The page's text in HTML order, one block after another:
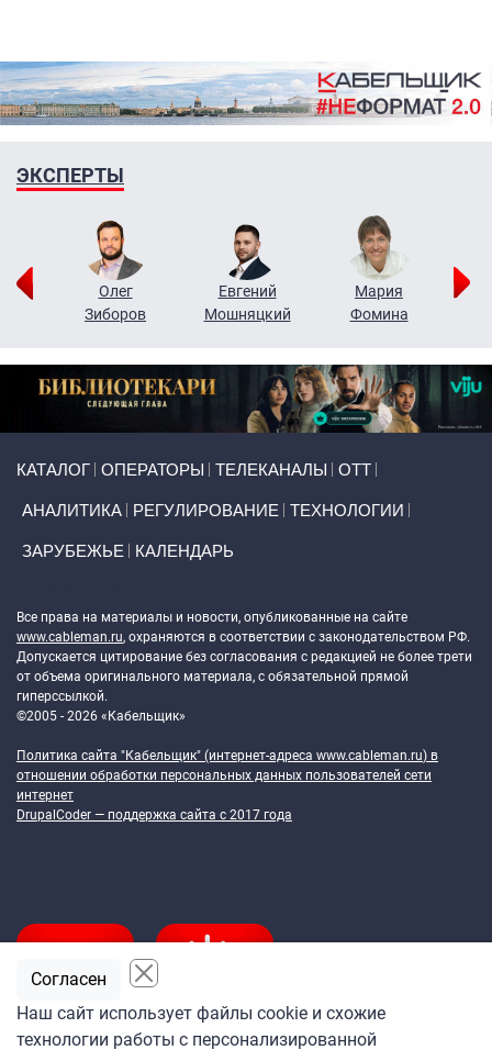
ЭКСПЕРТЫ
Олег
Зиборов
Евгений
Мошняцкий
Мария
Фомина
КАТАЛОГ ОПЕРАТОРЫ ТЕЛЕКАНАЛЫ ОТТ
АНАЛИТИКА РЕГУЛИРОВАНИЕ ТЕХНОЛОГИИ
ЗАРУБЕЖЬЕ КАЛЕНДАРЬ
Все права на материалы и новости, опубликованные на сайте
www.cableman.ru, охраняются в соответствии с законодательством РФ.
Допускается цитирование без согласования с редакцией не более трети
от объема оригинального материала, с обязательной прямой
гиперссылкой.
©2005 - 2026 «Кабельщик»
Политика сайта "Кабельщик" (интернет-адреса www.cableman.ru) в
отношении обработки персональных данных пользователей сети
интернет
DrupalCoder — поддержка сайта c 2017 года
Наш сайт использует файлы cookie и схожие
технологии работы с персонализированной
Согласен